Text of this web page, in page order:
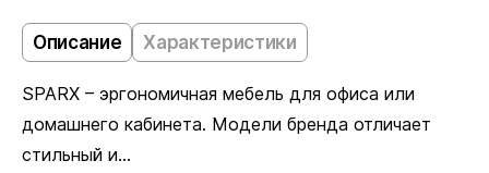
Описание Характеристики
SPARX – эргономичная мебель для офиса или
домашнего кабинета. Модели бренда отличает
стильный и...